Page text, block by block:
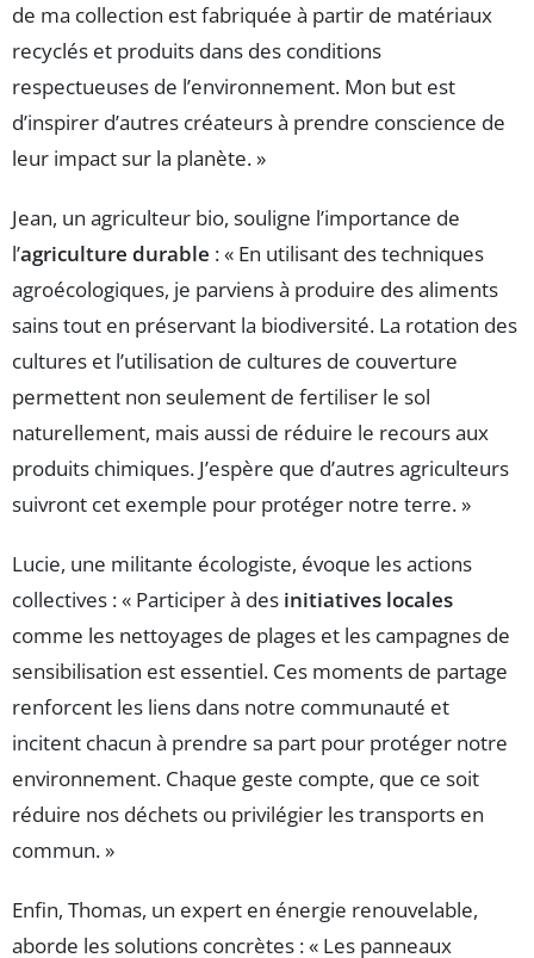
de ma collection est fabriquée à partir de matériaux
recyclés et produits dans des conditions
respectueuses de l’environnement. Mon but est
d’inspirer d’autres créateurs à prendre conscience de
leur impact sur la planète. »
Jean, un agriculteur bio, souligne l’importance de
l’agriculture durable : « En utilisant des techniques
agroécologiques, je parviens à produire des aliments
sains tout en préservant la biodiversité. La rotation des
cultures et l’utilisation de cultures de couverture
permettent non seulement de fertiliser le sol
naturellement, mais aussi de réduire le recours aux
produits chimiques. J’espère que d’autres agriculteurs
suivront cet exemple pour protéger notre terre. »
Lucie, une militante écologiste, évoque les actions
collectives : « Participer à des initiatives locales
comme les nettoyages de plages et les campagnes de
sensibilisation est essentiel. Ces moments de partage
renforcent les liens dans notre communauté et
incitent chacun à prendre sa part pour protéger notre
environnement. Chaque geste compte, que ce soit
réduire nos déchets ou privilégier les transports en
commun. »
Enfin, Thomas, un expert en énergie renouvelable,
aborde les solutions concrètes : « Les panneaux